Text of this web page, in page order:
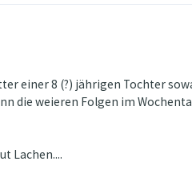
einer 8 (?) jährigen Tochter
die weieren Folgen im
Lachen....